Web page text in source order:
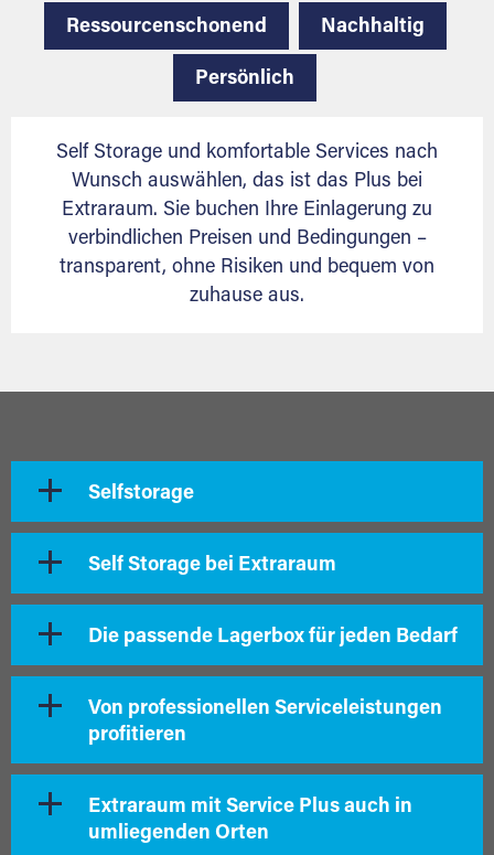
Ressourcenschonend Nachhaltig
Persönlich
Self Storage und komfortable Services nach
Wunsch auswählen, das ist das Plus bei
Extraraum. Sie buchen Ihre Einlagerung zu
verbindlichen Preisen und Bedingungen –
transparent, ohne Risiken und bequem von
zuhause aus.
Selfstorage
Self Storage bei Extraraum
Die passende Lagerbox für jeden Bedarf
Von professionellen Serviceleistungen
profitieren
Extraraum mit Service Plus auch in
umliegenden Orten